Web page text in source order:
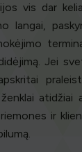
vis dar
langai,
Jei
atidžiai
ir